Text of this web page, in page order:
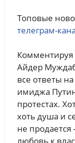
Топовые
телеграм-
Комментируя
Айдер
все ответы
имиджа
протестах.
хоть душа и
не продается